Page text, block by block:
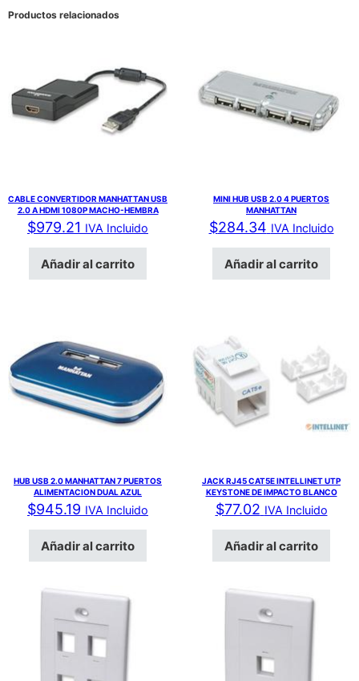
Productos relacionados
CABLE CONVERTIDOR MANHATTAN USB
2.0 A HDMI 1080P MACHO-HEMBRA
$979.21 IVA Incluido
Añadir al carrito
MINI HUB USB 2.0 4 PUERTOS
MANHATTAN
$284.34 IVA Incluido
Añadir al carrito
HUB USB 2.0 MANHATTAN 7 PUERTOS
ALIMENTACION DUAL AZUL
$945.19 IVA Incluido
Añadir al carrito
JACK RJ45 CAT5E INTELLINET UTP
KEYSTONE DE IMPACTO BLANCO
$77.02 IVA Incluido
Añadir al carrito